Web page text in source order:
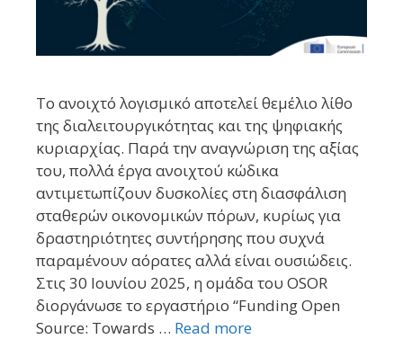
Το ανοιχτό λογισμικό αποτελεί θεμέλιο λίθο
της διαλειτουργικότητας και της ψηφιακής
κυριαρχίας. Παρά την αναγνώριση της αξίας
του, πολλά έργα ανοιχτού κώδικα
αντιμετωπίζουν δυσκολίες στη διασφάλιση
σταθερών οικονομικών πόρων, κυρίως για
δραστηριότητες συντήρησης που συχνά
παραμένουν αόρατες αλλά είναι ουσιώδεις.
Στις 30 Ιουνίου 2025, η ομάδα του OSOR
διοργάνωσε το εργαστήριο “Funding Open
Source: Towards … Read more